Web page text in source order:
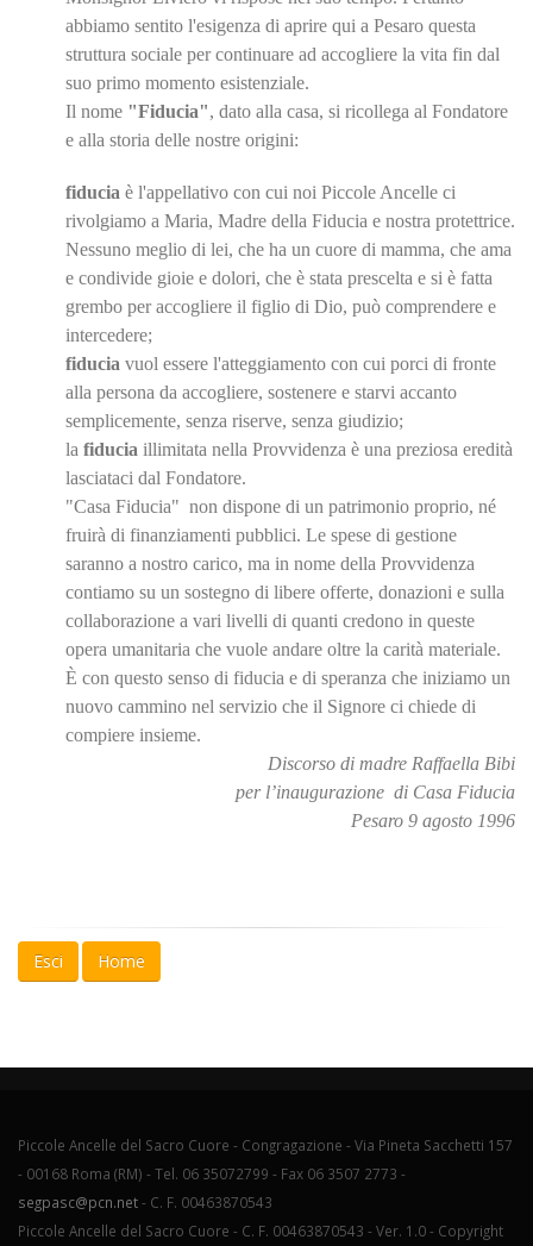
abbiamo sentito l'esigenza di aprire qui a Pesaro questa
struttura sociale per continuare ad accogliere la vita fin dal
suo primo momento esistenziale.
Il nome "Fiducia", dato alla casa, si ricollega al Fondatore
e alla storia delle nostre origini:
fiducia è l'appellativo con cui noi Piccole Ancelle ci
rivolgiamo a Maria, Madre della Fiducia e nostra protettrice.
Nessuno meglio di lei, che ha un cuore di mamma, che ama
e condivide gioie e dolori, che è stata prescelta e si è fatta
grembo per accogliere il figlio di Dio, può comprendere e
intercedere;
fiducia vuol essere l'atteggiamento con cui porci di fronte
alla persona da accogliere, sostenere e starvi accanto
semplicemente, senza riserve, senza giudizio;
la fiducia illimitata nella Provvidenza è una preziosa eredità
lasciataci dal Fondatore.
"Casa Fiducia" non dispone di un patrimonio proprio, né
fruirà di finanziamenti pubblici. Le spese di gestione
saranno a nostro carico, ma in nome della Provvidenza
contiamo su un sostegno di libere offerte, donazioni e sulla
collaborazione a vari livelli di quanti credono in queste
opera umanitaria che vuole andare oltre la carità materiale.
È con questo senso di fiducia e di speranza che iniziamo un
nuovo cammino nel servizio che il Signore ci chiede di
compiere insieme.
Discorso di madre Raffaella Bibi
per l’inaugurazione di Casa Fiducia
Pesaro 9 agosto 1996
Esci Home
Piccole Ancelle del Sacro Cuore - Congragazione - Via Pineta Sacchetti 157
- 00168 Roma (RM) - Tel. 06 35072799 - Fax 06 3507 2773 -
segpasc@pcn.net- C. F. 00463870543
Piccole Ancelle del Sacro Cuore - C. F. 00463870543 - Ver. 1.0 - Copyright